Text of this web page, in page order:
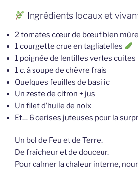
Ingrédients locaux et
2 tomates cœur de bœuf bien
1 courgette crue en tagliatelles
1 poignée de lentilles vertes cuites
1 c. à soupe de chèvre frais
Quelques feuilles de basilic
Un zeste de citron + jus
Un filet d’huile de noix
Et… 6 cerises juteuses pour la
Un bol de Feu et de Terre.
De fraîcheur et de douceur.
Pour calmer la chaleur interne,